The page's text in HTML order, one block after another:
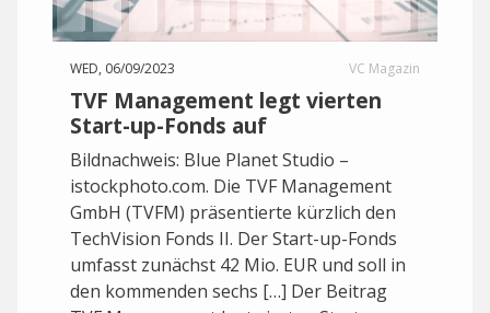
WED, 06/09/2023 VC Magazin
TVF Management legt vierten
Start-up-Fonds auf
Bildnachweis: Blue Planet Studio –
istockphoto.com. Die TVF Management
GmbH (TVFM) präsentierte kürzlich den
TechVision Fonds II. Der Start-up-Fonds
umfasst zunächst 42 Mio. EUR und soll in
den kommenden sechs […] Der Beitrag